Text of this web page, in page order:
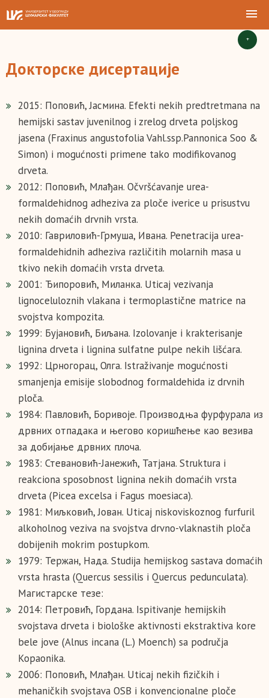
+
Докторске дисертације
2015: Поповић, Јасмина. Efekti nekih predtretmana na
hemijski sastav juvenilnog i zrelog drveta poljskog
jasena (Fraxinus angustofolia Vahl.ssp.Pannonica Soo &
Simon) i mogućnosti primene tako modifikovanog
drveta.
2012: Поповић, Млађан. Očvršćavanje urea-
formaldehidnog adheziva za ploče iverice u prisustvu
nekih domaćih drvnih vrsta.
2010: Гавриловић-Грмуша, Ивана. Penetracija urea-
formaldehidnih adheziva različitih molarnih masa u
tkivo nekih domaćih vrsta drveta.
2001: Ђипоровић, Миланка. Uticaj vezivanja
lignoceluloznih vlakana i termoplastične matrice na
svojstva kompozita.
1999: Бујановић, Биљана. Izolovanje i krakterisanje
lignina drveta i lignina sulfatne pulpe nekih lišćara.
1992: Црногорац, Олга. Istraživanje mogućnosti
smanjenja emisije slobodnog formaldehida iz drvnih
ploča.
1984: Павловић, Боривоје. Производња фурфурала из
дрвних отпадака и његово коришћење као везива
за добијање дрвних плоча.
1983: Стевановић-Јанежић, Татјана. Struktura i
reakciona sposobnost lignina nekih domaćih vrsta
drveta (Picea excelsa i Fagus moesiaca).
1981: Миљковић, Јован. Uticaj niskoviskoznog furfuril
alkoholnog veziva na svojstva drvno-vlaknastih ploča
dobijenih mokrim postupkom.
1979: Тержан, Нада. Studija hemijskog sastava domaćih
vrsta hrasta (Quercus sessilis i Quercus pedunculata).
Магистарске тезе:
2014: Петровић, Гордана. Ispitivanje hemijskih
svojstava drveta i biološke aktivnosti ekstraktiva kore
bele jove (Alnus incana (L.) Moench) sa područja
Kopaonika.
2006: Поповић, Млађан. Uticaj nekih fizičkih i
mehaničkih svojstava OSB i konvencionalne ploče